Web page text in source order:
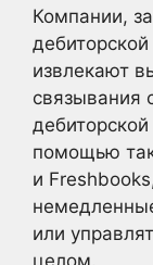
Компании,
извлекают
связывания
помощью
и
или
целом.